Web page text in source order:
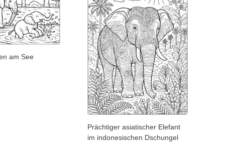
am See
Prächtiger asiatischer Elefant
im indonesischen Dschungel